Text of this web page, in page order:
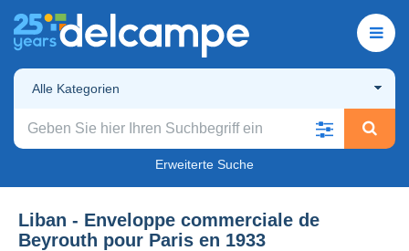
Alle Kategorien
Erweiterte Suche
Liban - Enveloppe commerciale de
Beyrouth pour Paris en 1933